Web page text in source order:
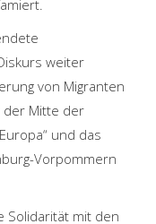
weiter
von Migranten
der Mitte der
und das
Vorpommern
Solidarität mit den